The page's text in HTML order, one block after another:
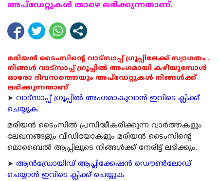
അപ്ഡേറ്റുകള്‍ താഴെ ലഭിക്കുന്നതാണ്.
മരിയൻ ടൈംസിന്റെ വാട്സാപ്പ് ഗ്രൂപ്പിലേക്ക് സ്വാഗതം .
നിങ്ങൾ വാട്സാപ്പ് ഗ്രൂപ്പിൽ അംഗമായി കഴിയുമ്പോൾ
ഓരോ ദിവസത്തെയും അപ്ഡേറ്റുകൾ നിങ്ങൾക്ക്
ലഭിക്കുന്നതാണ്
➤ വാട്സാപ്പ് ഗ്രൂപ്പിൽ അംഗമാകുവാൻ ഇവിടെ ക്ലിക്ക്
ചെയ്യുക
മരിയന്‍ ടൈംസില്‍ പ്രസിദ്ധീകരിക്കുന്ന വാര്‍ത്തകളും
ലേഖനങ്ങളും വീഡിയോകളും മരിയന്‍ ടൈംസിന്റെ
മൊബൈല്‍ ആപ്പിലൂടെ നിങ്ങള്‍ക്ക് നേരിട്ട് ലഭിക്കും.
➤ ആന്‍ഡ്രോയിഡ് ആപ്ലിക്കേഷന്‍ ഡൌണ്‍ലോഡ്
ചെയ്യാന്‍ ഇവിടെ ക്ലിക്ക് ചെയ്യുക